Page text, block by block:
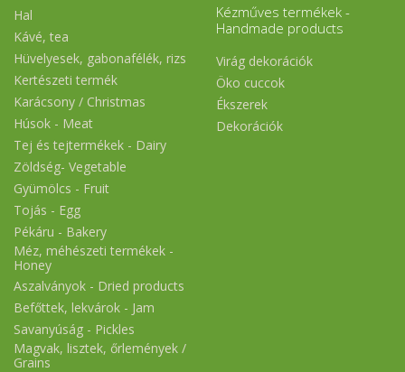
Hal
Kávé, tea
Hüvelyesek, gabonafélék, rizs
Kertészeti termék
Karácsony / Christmas
Húsok - Meat
Tej és tejtermékek - Dairy
Zöldség- Vegetable
Gyümölcs - Fruit
Tojás - Egg
Pékáru - Bakery
Méz, méhészeti termékek -
Honey
Aszalványok - Dried products
Befőttek, lekvárok - Jam
Savanyúság - Pickles
Magvak, lisztek, őrlemények /
Grains
Kézműves termékek -
Handmade products
Virág dekorációk
Öko cuccok
Ékszerek
Dekorációk